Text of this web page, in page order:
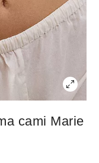
cami Marie